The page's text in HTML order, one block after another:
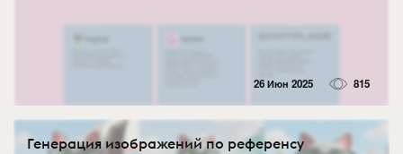
26 Июн 2025 815
Генерация изображений по референсу